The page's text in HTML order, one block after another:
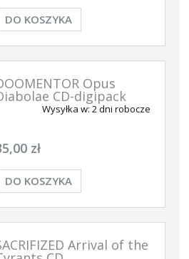
DO KOSZYKA
Opus
CD-digipack
Wysyłka w: 2 dni robocze
zł
DO KOSZYKA
Arrival of the